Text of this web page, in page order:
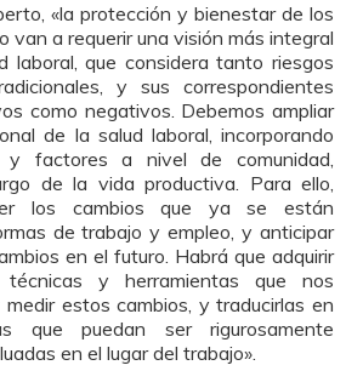
«la protección y bienestar de los
van a requerir una visión más integral
laboral, que considera tanto riesgos
y sus correspondientes
como negativos. Debemos ampliar
de la salud laboral, incorporando
y factores a nivel de comunidad,
de la vida productiva. Para ello,
los cambios que ya se están
de trabajo y empleo, y anticipar
en el futuro. Habrá que adquirir
técnicas y herramientas que nos
estos cambios, y traducirlas en
que puedan ser rigurosamente
en el lugar del trabajo».